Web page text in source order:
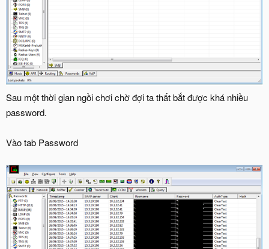
Sau một thời gian ngồi chơi chờ đợi ta thất bắt được khá nhiều
password.
Vào tab Password